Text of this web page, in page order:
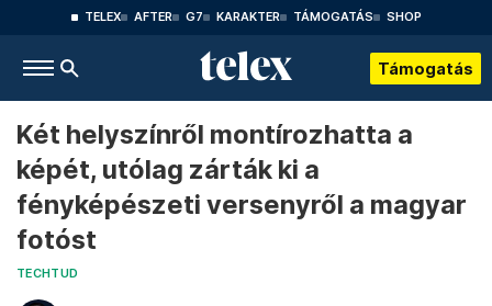
TELEX AFTER G7 KARAKTER TÁMOGATÁS SHOP
Támogatás
Két helyszínről montírozhatta a
képét, utólag zárták ki a
fényképészeti versenyről a magyar
fotóst
TECHTUD